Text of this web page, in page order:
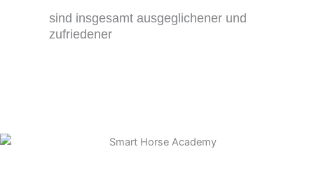
sind insgesamt ausgeglichener und
zufriedener